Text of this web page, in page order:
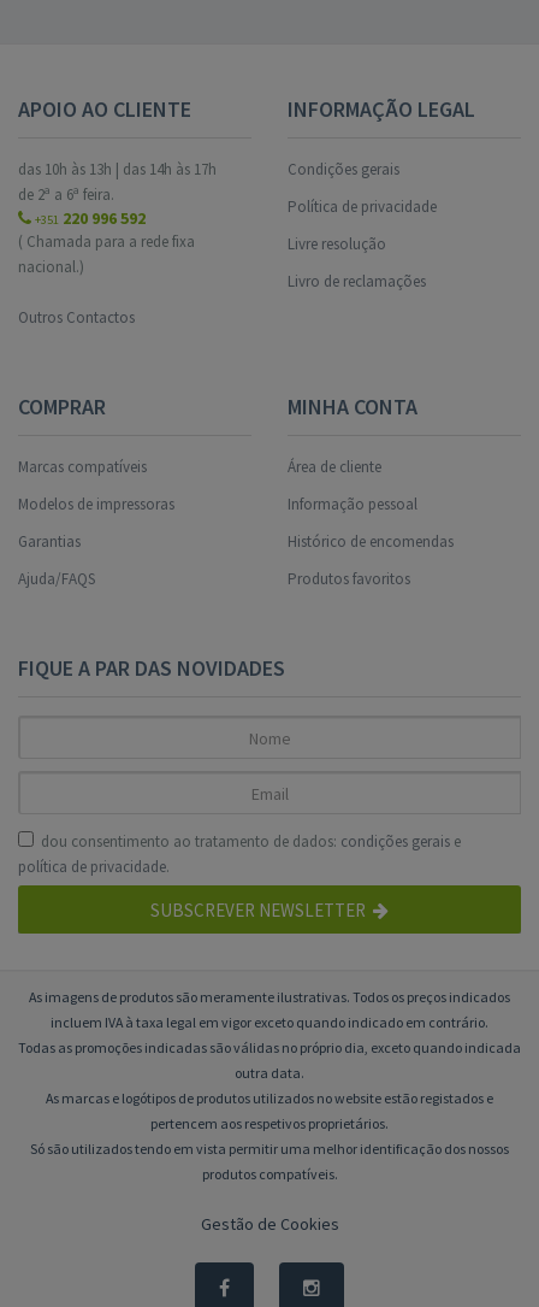
APOIO AO CLIENTE
das 10h às 13h | das 14h às 17h
de 2ª a 6ª feira.
+351 220 996 592
( Chamada para a rede fixa
nacional.)
Outros Contactos
INFORMAÇÃO LEGAL
Condições gerais
Política de privacidade
Livre resolução
Livro de reclamações
COMPRAR
Marcas compatíveis
Modelos de impressoras
Garantias
Ajuda/FAQS
MINHA CONTA
Área de cliente
Informação pessoal
Histórico de encomendas
Produtos favoritos
FIQUE A PAR DAS NOVIDADES
dou consentimento ao tratamento de dados: condições gerais e
política de privacidade.
SUBSCREVER NEWSLETTER
As imagens de produtos são meramente ilustrativas. Todos os preços indicados
incluem IVA à taxa legal em vigor exceto quando indicado em contrário.
Todas as promoções indicadas são válidas no próprio dia, exceto quando indicada
outra data.
As marcas e logótipos de produtos utilizados no website estão registados e
pertencem aos respetivos proprietários.
Só são utilizados tendo em vista permitir uma melhor identificação dos nossos
produtos compatíveis.
Gestão de Cookies